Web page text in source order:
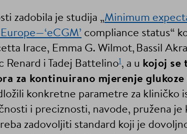
zadobila je studija „Minimum
compliance status“
Irace, Emma G. Wilmot, Bassil
Renard i Tadej Battelino1 , a u kojoj se
za kontinuirano mjerenje glukoze
konkretne parametre za kliničko
i preciznosti, navode, pružena je
zadovoljiti standard koji je